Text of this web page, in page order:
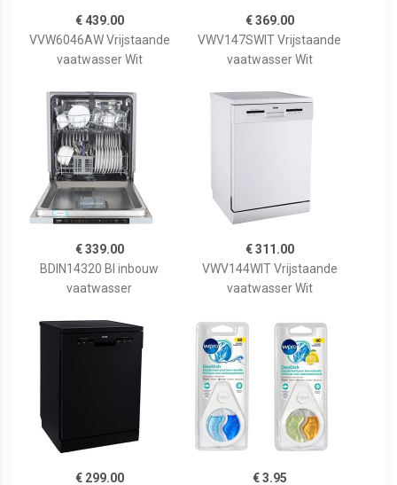
€ 439.00
VVW6046AW Vrijstaande
vaatwasser Wit
€ 369.00
VWV147SWIT Vrijstaande
vaatwasser Wit
€ 339.00
BDIN14320 BI inbouw
vaatwasser
€ 311.00
VWV144WIT Vrijstaande
vaatwasser Wit
€ 299.00 € 3.95